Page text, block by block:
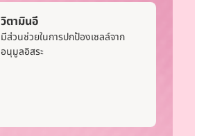
วิตามินอี
มีส่วนช่วยในการปกป้องเซลล์จาก
อนุมูลอิสระ